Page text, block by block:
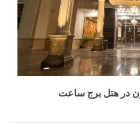
در هتل برج ساعت